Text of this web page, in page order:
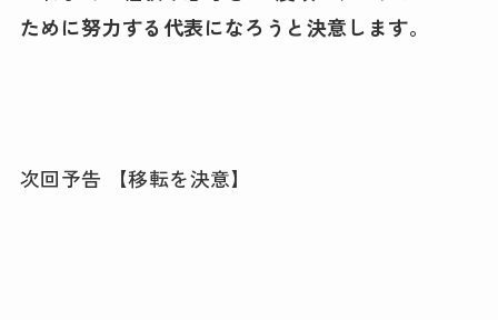
ために努力する代表になろうと決意します。
次回予告 【移転を決意】